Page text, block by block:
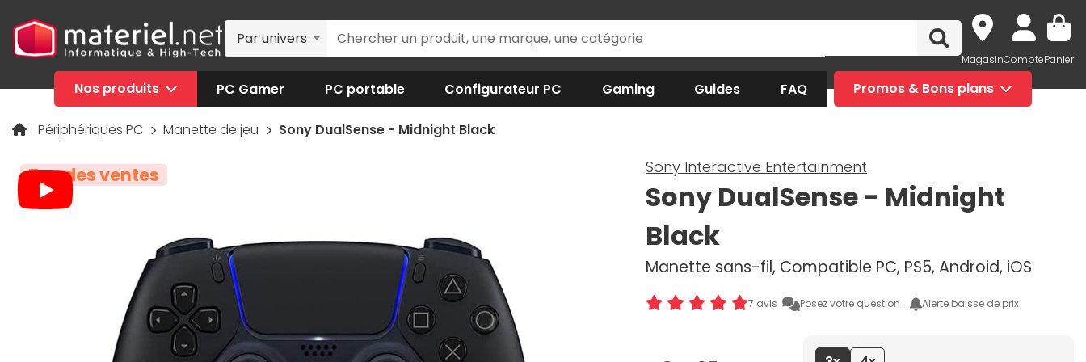
Par univers
MagasinComptePanier
Nos produits PC Gamer PC portable Configurateur PC Gaming Guides FAQ Promos & Bons plans
Périphériques PC Manette de jeu Sony DualSense - Midnight Black
Top des ventes Sony Interactive Entertainment
Sony DualSense - Midnight
Black
Manette sans-fil, Compatible PC, PS5, Android, iOS
7 avis Posez votre question Alerte baisse de prix